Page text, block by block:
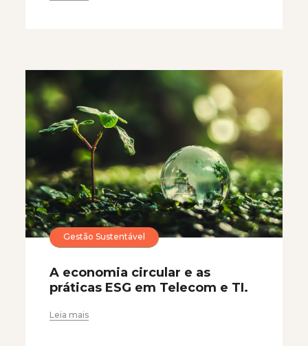
Gestão Sustentável
A economia circular e as
práticas ESG em Telecom e TI.
Leia mais